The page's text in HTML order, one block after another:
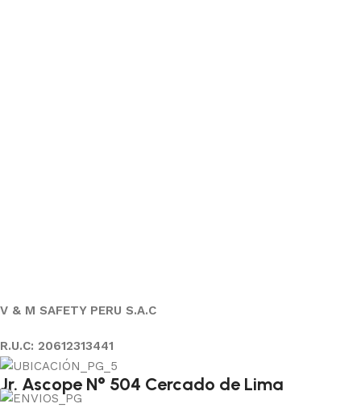
V & M SAFETY PERU S.A.C
R.U.C: 20612313441
Jr. Ascope N° 504 Cercado de Lima